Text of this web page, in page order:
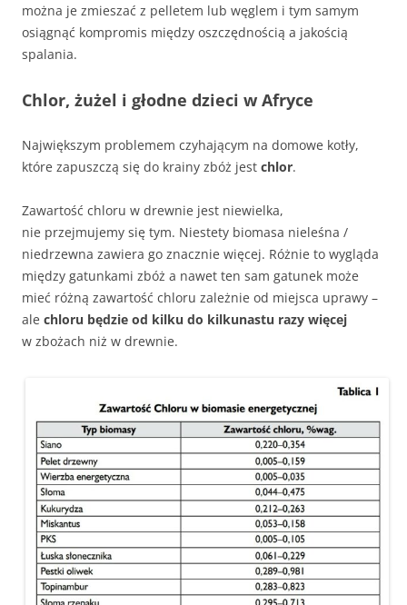
można je zmieszać z pelletem lub węglem i tym samym
osiągnąć kompromis między oszczędnością a jakością
spalania.
Chlor, żużel i głodne dzieci w Afryce
Największym problemem czyhającym na domowe kotły,
które zapuszczą się do krainy zbóż jest chlor.
Zawartość chloru w drewnie jest niewielka,
nie przejmujemy się tym. Niestety biomasa nieleśna /
niedrzewna zawiera go znacznie więcej. Różnie to wygląda
między gatunkami zbóż a nawet ten sam gatunek może
mieć różną zawartość chloru zależnie od miejsca uprawy –
ale chloru będzie od kilku do kilkunastu razy więcej
w zbożach niż w drewnie.